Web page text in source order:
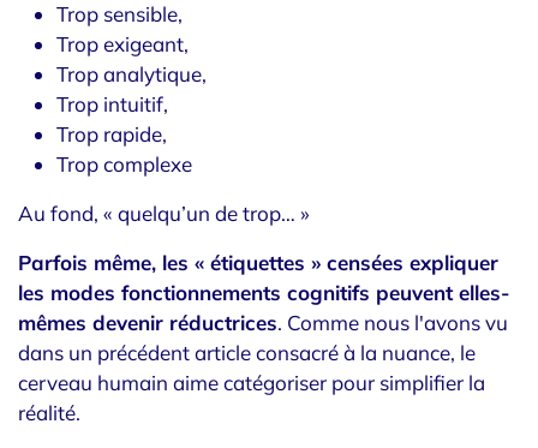
Trop sensible,
Trop exigeant,
Trop analytique,
Trop intuitif,
Trop rapide,
Trop complexe
Au fond, « quelqu’un de trop… »
Parfois même, les « étiquettes » censées expliquer
les modes fonctionnements cognitifs peuvent elles-
mêmes devenir réductrices. Comme nous l'avons vu
dans un précédent article consacré à la nuance, le
cerveau humain aime catégoriser pour simplifier la
réalité.